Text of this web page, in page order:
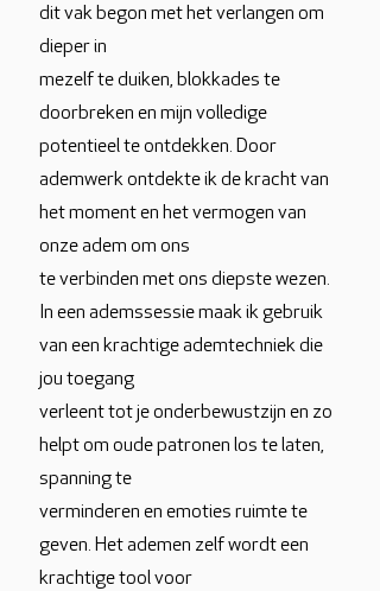
dit vak begon met het verlangen om
dieper in
mezelf te duiken, blokkades te
doorbreken en mijn volledige
potentieel te ontdekken. Door
ademwerk ontdekte ik de kracht van
het moment en het vermogen van
onze adem om ons
te verbinden met ons diepste wezen.
In een ademssessie maak ik gebruik
van een krachtige ademtechniek die
jou toegang
verleent tot je onderbewustzijn en zo
helpt om oude patronen los te laten,
spanning te
verminderen en emoties ruimte te
geven. Het ademen zelf wordt een
krachtige tool voor